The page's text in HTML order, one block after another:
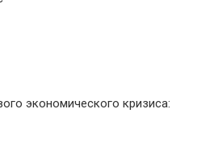
экономического кризиса: